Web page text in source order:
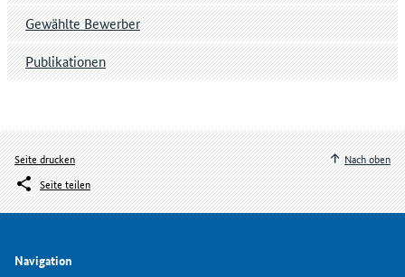
Gewählte Bewerber
Publikationen
Seite drucken
Seite teilen
Nach oben
Navigation